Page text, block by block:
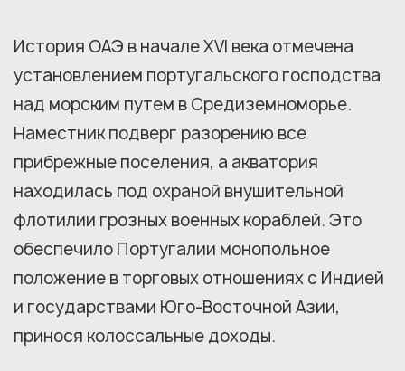
История ОАЭ в начале XVI века отмечена
установлением португальского господства
над морским путем в Средиземноморье.
Наместник подверг разорению все
прибрежные поселения, а акватория
находилась под охраной внушительной
флотилии грозных военных кораблей. Это
обеспечило Португалии монопольное
положение в торговых отношениях с Индией
и государствами Юго-Восточной Азии,
принося колоссальные доходы.